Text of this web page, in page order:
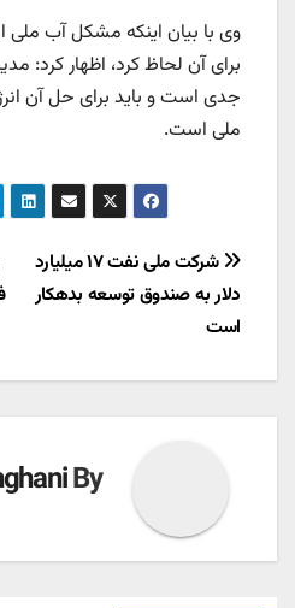
وی با بیان اینکه مشکل آب ملی
برای آن لحاظ کرد، اظهار کرد:
جدی است و باید برای حل آن
ملی است.
راهبری
نوشته
شرکت ملی نفت ۱۷ میلیارد
دلار به صندوق توسعه بدهکار
است
By